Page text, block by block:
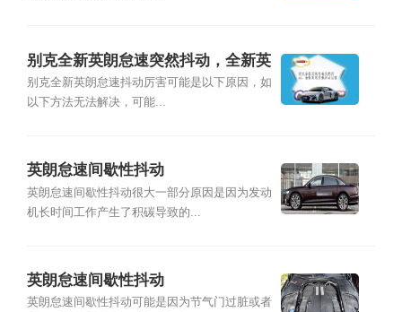
别克全新英朗怠速突然抖动，全新英
朗怠速抖动厉害
别克全新英朗怠速抖动厉害可能是以下原因，如
以下方法无法解决，可能...
英朗怠速间歇性抖动
英朗怠速间歇性抖动很大一部分原因是因为发动
机长时间工作产生了积碳导致的...
英朗怠速间歇性抖动
英朗怠速间歇性抖动可能是因为节气门过脏或者